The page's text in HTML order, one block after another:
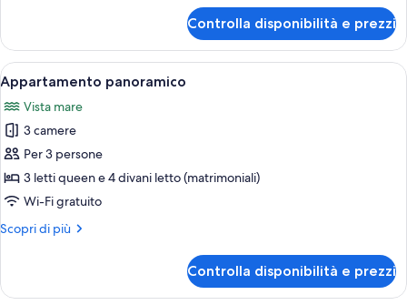
singoli
con
letto
matrimoniale
2
letti
singoli
Controlla disponibilità e prezzi
Apri
tutte
le
foto
per
Appartamento
panoramico
Una camera d'albergo con un letto,
1
Appartamento panoramico
Vista mare
3 camere
Per 3 persone
3 letti queen e 4 divani letto (matrimoniali)
Wi-Fi gratuito
Scopri di più
Altri
panoramico
Controlla disponibilità e prezzi